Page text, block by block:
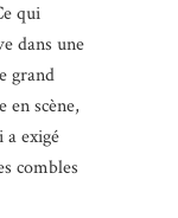
qui
dans une
grand
scène,
a exigé
combles